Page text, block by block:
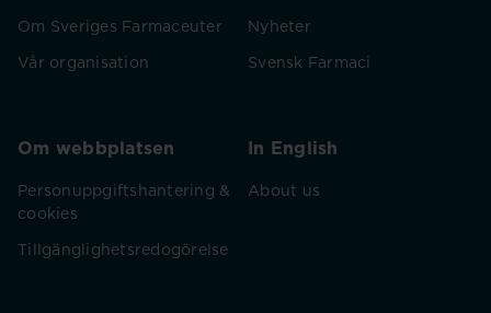
Om Sveriges Farmaceuter
Vår organisation
Nyheter
Svensk Farmaci
Om webbplatsen
Personuppgiftshantering &
cookies
Tillgänglighetsredogörelse
In English
About us